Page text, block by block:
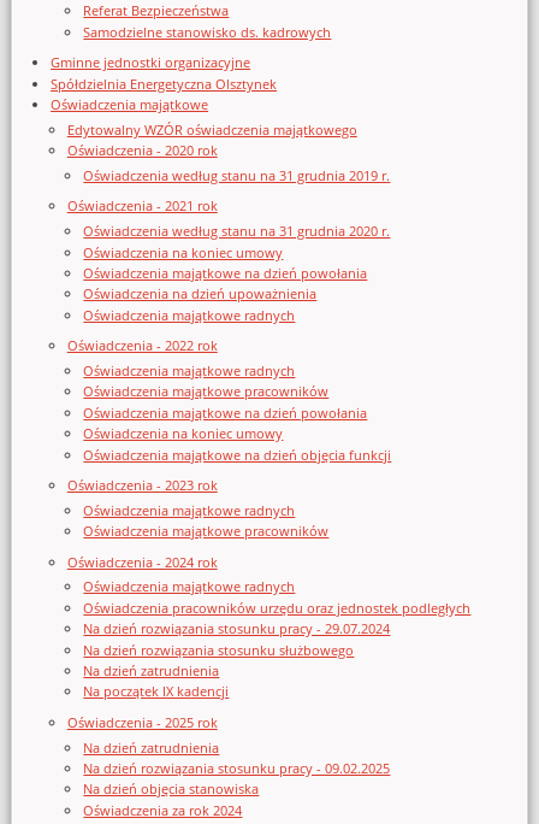
Referat Bezpieczeństwa
Samodzielne stanowisko ds. kadrowych
Gminne jednostki organizacyjne
Spółdzielnia Energetyczna Olsztynek
Oświadczenia majątkowe
Edytowalny WZÓR oświadczenia majątkowego
Oświadczenia - 2020 rok
Oświadczenia według stanu na 31 grudnia 2019 r.
Oświadczenia - 2021 rok
Oświadczenia według stanu na 31 grudnia 2020 r.
Oświadczenia na koniec umowy
Oświadczenia majątkowe na dzień powołania
Oświadczenia na dzień upoważnienia
Oświadczenia majątkowe radnych
Oświadczenia - 2022 rok
Oświadczenia majątkowe radnych
Oświadczenia majątkowe pracowników
Oświadczenia majątkowe na dzień powołania
Oświadczenia na koniec umowy
Oświadczenia majątkowe na dzień objęcia funkcji
Oświadczenia - 2023 rok
Oświadczenia majątkowe radnych
Oświadczenia majątkowe pracowników
Oświadczenia - 2024 rok
Oświadczenia majątkowe radnych
Oświadczenia pracowników urzędu oraz jednostek podległych
Na dzień rozwiązania stosunku pracy - 29.07.2024
Na dzień rozwiązania stosunku służbowego
Na dzień zatrudnienia
Na początek IX kadencji
Oświadczenia - 2025 rok
Na dzień zatrudnienia
Na dzień rozwiązania stosunku pracy - 09.02.2025
Na dzień objęcia stanowiska
Oświadczenia za rok 2024